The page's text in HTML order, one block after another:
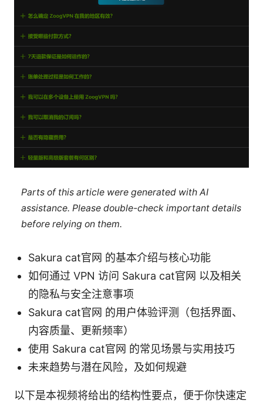
Parts of this article were generated with AI
assistance. Please double-check important details
before relying on them.
Sakura cat官网 的基本介绍与核心功能
如何通过 VPN 访问 Sakura cat官网 以及相关
的隐私与安全注意事项
Sakura cat官网 的用户体验评测（包括界面、
内容质量、更新频率）
使用 Sakura cat官网 的常见场景与实用技巧
未来趋势与潜在风险，及如何规避
以下是本视频将给出的结构性要点，便于你快速定